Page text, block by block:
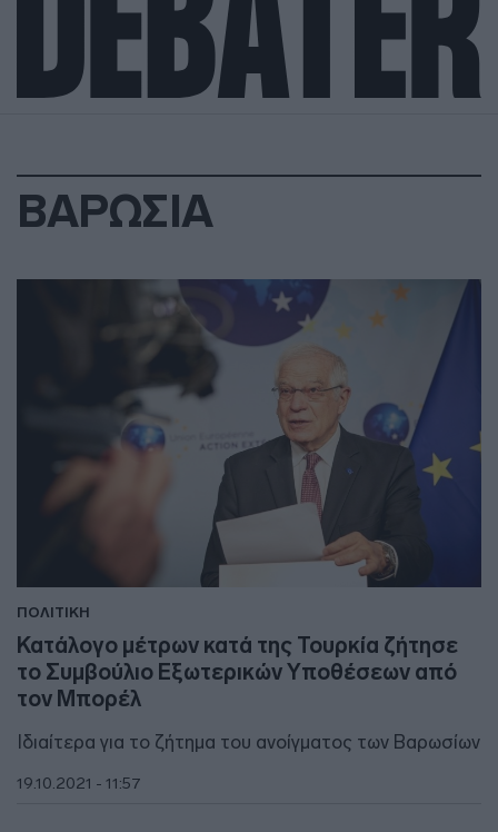
ΒΑΡΩΣΙΑ
ΠΟΛΙΤΙΚΗ
Κατάλογο μέτρων κατά της Τουρκία ζήτησε
το Συμβούλιο Εξωτερικών Υποθέσεων από
τον Μπορέλ
Ιδιαίτερα για το ζήτημα του ανοίγματος των Βαρωσίων
19.10.2021 - 11:57